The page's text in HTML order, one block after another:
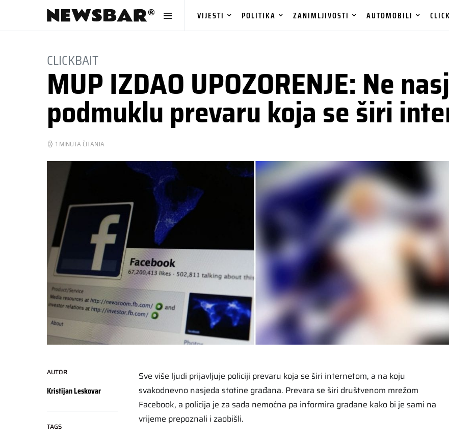
VIJESTI POLITIKA ZANIMLJIVOSTI AUTOMOBILI
CLICKBAIT
MUP IZDAO UPOZORENJE: Ne
podmuklu prevaru koja se širi
1 MINUTA ČITANJA
AUTOR
Kristijan Leskovar
TAGS
Sve više ljudi prijavljuje policiji prevaru koja se širi internetom, a na koju
svakodnevno nasjeda stotine građana. Prevara se širi društvenom mrežom
Facebook, a policija je za sada nemoćna pa informira građane kako bi je sami na
vrijeme prepoznali i zaobišli.